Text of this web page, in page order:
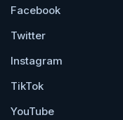
Facebook
Twitter
Instagram
TikTok
YouTube